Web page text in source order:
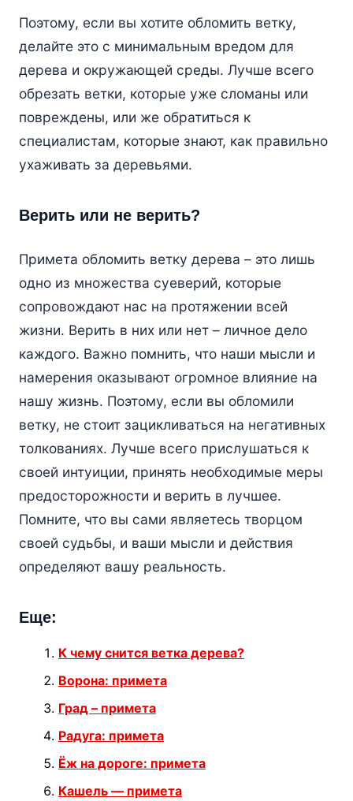
Поэтому, если вы хотите обломить ветку,
делайте это с минимальным вредом для
дерева и окружающей среды. Лучше всего
обрезать ветки, которые уже сломаны или
повреждены, или же обратиться к
специалистам, которые знают, как правильно
ухаживать за деревьями.
Верить или не верить?
Примета обломить ветку дерева – это лишь
одно из множества суеверий, которые
сопровождают нас на протяжении всей
жизни. Верить в них или нет – личное дело
каждого. Важно помнить, что наши мысли и
намерения оказывают огромное влияние на
нашу жизнь. Поэтому, если вы обломили
ветку, не стоит зацикливаться на негативных
толкованиях. Лучше всего прислушаться к
своей интуиции, принять необходимые меры
предосторожности и верить в лучшее.
Помните, что вы сами являетесь творцом
своей судьбы, и ваши мысли и действия
определяют вашу реальность.
Еще:
К чему снится ветка дерева?
Ворона: примета
Град – примета
Радуга: примета
Ёж на дороге: примета
Кашель — примета